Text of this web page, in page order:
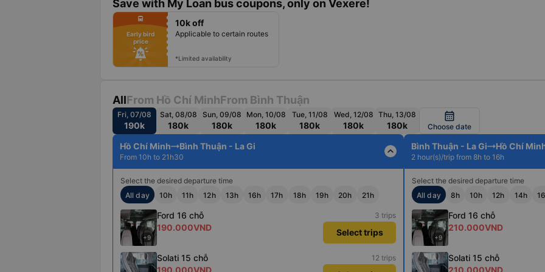
Save with My Loan bus coupons, only on Vexere!
fiber_manual_record
fiber_manual_record
fiber_manual_record
fiber_manual_record
fiber_manual_record
fiber_manual_record
fiber_manual_record
directions_bus
Early bird
price
10k off
Applicable to certain routes
*Limited availability
AllFrom Hồ Chí MinhFrom Bình Thuận
Fri, 07/08
190k
Sat, 08/08
180k
Sun, 09/08
180k
Mon, 10/08
180k
Tue, 11/08
180k
Wed, 12/08
180k
Thu, 13/08
180k
calendar_month
Choose date
Hồ Chí Minh Bình Thuận - La Gi
From 10h to 21h30 expand_less
Select the desired departure time
All day
10h 11h 12h 13h 16h 17h 18h 19h 20h 21h
+9
Ford 16 chỗ 3 trips
190.000VND Select trips
Solati 15 chỗ 12 trips
190.000VND
Bình Thuận - La Gi Hồ Chí
2 hour(s)/trip from 8h to 16h
Select the desired departure time
All day
8h 10h 12h 14h
+9
Ford 16 chỗ
210.000VND
Solati 15 chỗ
210.000VND